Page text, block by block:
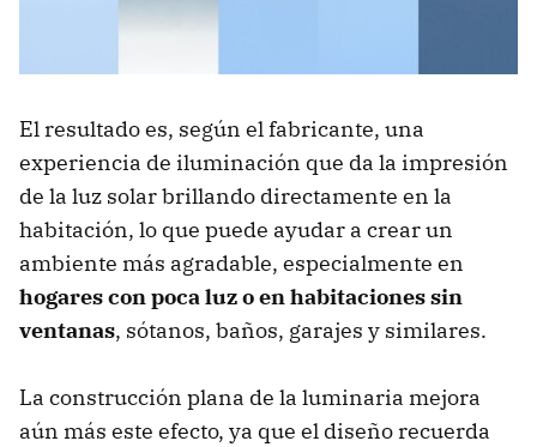
El resultado es, según el fabricante, una
experiencia de iluminación que da la impresión
de la luz solar brillando directamente en la
habitación, lo que puede ayudar a crear un
ambiente más agradable, especialmente en
hogares con poca luz o en habitaciones sin
ventanas, sótanos, baños, garajes y similares.
La construcción plana de la luminaria mejora
aún más este efecto, ya que el diseño recuerda